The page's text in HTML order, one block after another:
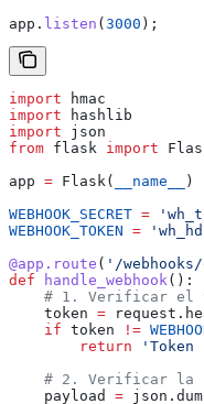
app . listen (3000 );
import hmac
import hashlib
import json
from flask import
app = Flask( __name__
)
WEBHOOK_SECRET =
WEBHOOK_TOKEN =
@app.route ( '/
def handle_webhook ():
# 1. Verificar el
    token
=
    if
token !=
        return
# 2. Verificar la
    payload
=